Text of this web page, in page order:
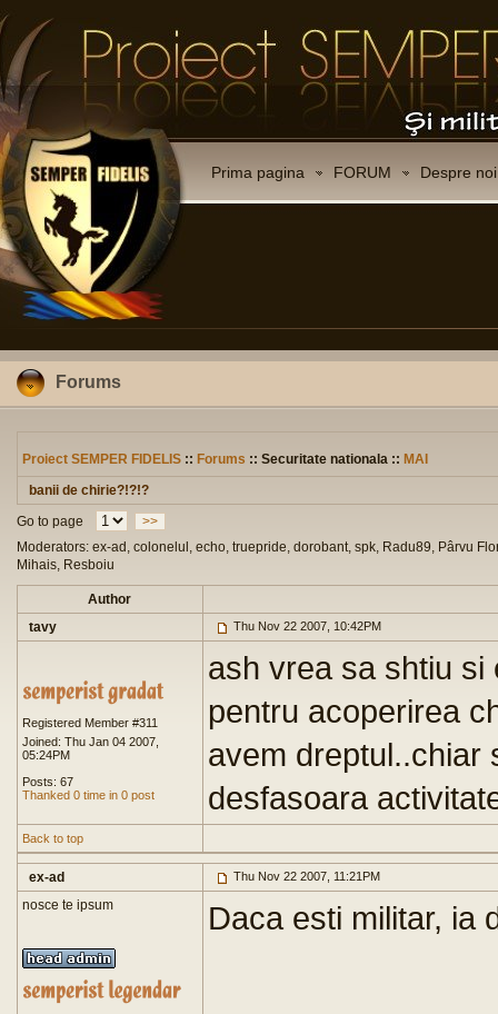
Prima pagina FORUM Despre noi
Forums
Proiect SEMPER FIDELIS :: Forums :: Securitate nationala :: MAI
banii de chirie?!?!?
Go to page
>>
Moderators: ex-ad, colonelul, echo, truepride, dorobant, spk, Radu89, Pârvu
Mihais, Resboiu
Author
tavy
Thu Nov 22 2007, 10:42PM
Registered Member #311
Joined: Thu Jan 04 2007,
05:24PM
Posts: 67
Thanked 0 time in 0 post
ash vrea sa shtiu
pentru acoperirea
avem dreptul..chiar
desfasoara
Back to top
ex-ad Thu Nov 22 2007, 11:21PM
nosce te ipsum Daca esti militar, ia